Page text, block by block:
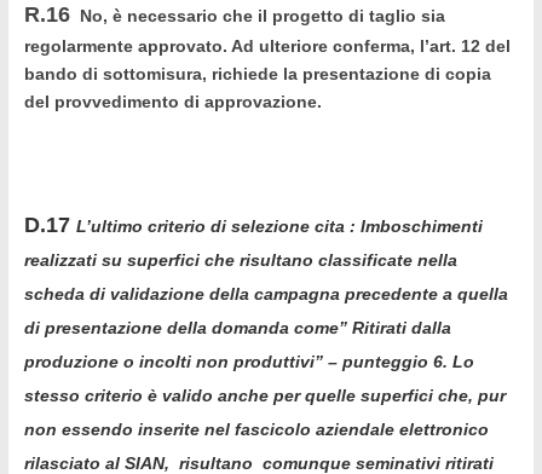
R.16 No, è necessario che il progetto di taglio sia
regolarmente approvato. Ad ulteriore conferma, l’art. 12 del
bando di sottomisura, richiede la presentazione di copia
del provvedimento di approvazione.
D.17 L’ultimo criterio di selezione cita : Imboschimenti
realizzati su superfici che risultano classificate nella
scheda di validazione della campagna precedente a quella
di presentazione della domanda come” Ritirati dalla
produzione o incolti non produttivi” – punteggio 6. Lo
stesso criterio è valido anche per quelle superfici che, pur
non essendo inserite nel fascicolo aziendale elettronico
rilasciato al SIAN, risultano comunque seminativi ritirati